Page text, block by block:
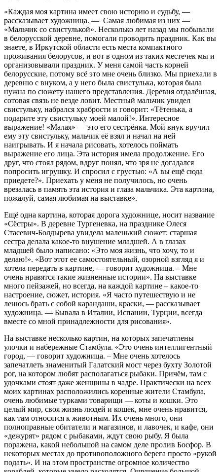
«Каждая моя картина имеет свою историю и судьбу, —
рассказывает художница. — Самая любимая из них —
«Мальчик со свистулькой». Несколько лет назад мы побывали
в белорусской деревне, помогали проводить праздник. Как вы
знаете, в Иркутской области есть места компактного
проживания белорусов, и вот в одном из таких местечек мы и
организовывали праздник. У меня самой часть корней
белорусские, потому всё это мне очень близко. Мы приехали в
деревню с внуком, а у него была свистулька, которая была
нужна по сюжету нашего представления. Деревня отдалённая,
сотовая связь не везде ловит. Местный мальчик увидел
свистульку, набрался храбрости и говорит: «Тётенька, а
подарите эту свистульку моей малой!». Интересное
выражение! «Малая» — это его сестрёнка. Мой внук вручил
ему эту свистульку, мальчик её взял и начал на ней
наигрывать. И я начала рисовать, хотелось поймать
выражение его лица. Эта история имела продолжение. Его
друг, что стоял рядом, вдруг понял, что зря не догадался
попросить игрушку. И спросил с грустью: «А вы ещё сюда
приедете?». Приехать у меня не получилось, но очень
врезалась в память эта история и глаза мальчика. Эта картина,
пожалуй, самая любимая на выставке».
Ещё одна картина, которая дорога художнице, носит название
«Сёстры». В деревне Тургеневка, на празднике Олеся
Стасевич-Болдырева увидела маленький сюжет: старшая
сестра делала какое-то внушение младшей. А в глазах
младшей было написано: «Это моя жизнь, что хочу, то и
делаю!». «Вот этот ее самостоятельный, озорной взгляд я и
хотела передать в картине, — говорит художница. – Мне
очень нравятся такие жизненные истории». На выставке
много пейзажей, но всегда, на каждой картине – какое-то
настроение, сюжет, история. «Я часто путешествую и не
ленюсь брать с собой карандаши, краски, — рассказывает
художница. — Бывала в Италии, Испании, Турции, всегда
вместе со мной принадлежности для рисования».
На выставке несколько картин, на которых запечатлены
улочки и набережные Стамбула. «Это очень интеллигентный
город, — говорит художница. – Мне очень хотелось
запечатлеть знаменитый Галатский мост через бухту Золотой
рог, на котором любят располагаться рыбаки. Причём, там с
удочками стоят даже женщины в чадре. Практически на всех
моих картинах расположились коренные жители Стамбула,
очень любимые турками товарищи — коты и кошки. Это
целый мир, своя жизнь людей и кошек, мне очень нравится,
как там относятся к животным. Их очень много, они
полноправные обитатели и магазинов, и лавочек, и кафе, они
«дежурят» рядом с рыбаками, ждут свою рыбу. Я была
поражена, какой небольшой на самом деле пролив Босфор. В
некоторых местах до противоположного берега просто «рукой
подать». И на этом пространстве огромное количество